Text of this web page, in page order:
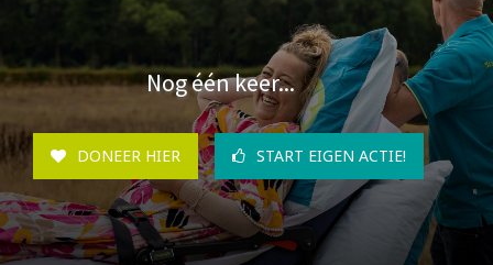
Nog één keer...
DONEER HIER START EIGEN ACTIE!